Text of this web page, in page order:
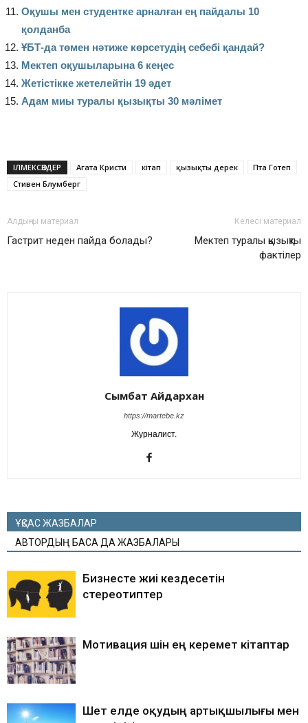
Оқушы мен студентке арналған ең пайдалы 10
қолданба
ҰБТ-да төмен нәтиже көрсетудің себебі қандай?
Мектеп оқушыларына 6 кеңес
Жетістікке жетелейтін 19 әдет
Адам миы туралы қызықты 30 мәлімет
ІЛМЕКСӨЗДЕР Агата Кристи кітап қызықты дерек
Пта Готеп
Стивен Блумберг
Алдыңғы материал
Гастрит неден пайда болады?
Келесі материал
Мектеп туралы қызықты
фактілер
Сымбат Айдархан
https://martebe.kz
Журналист.
ҰҚСАС ЖАЗБАЛАР
АВТОРДЫҢ БАСҚА ДА ЖАЗБАЛАРЫ
Бизнесте жиі кездесетін
стереотиптер
Мотивация үшін ең керемет кітаптар
Шет елде оқудың артықшылығы мен